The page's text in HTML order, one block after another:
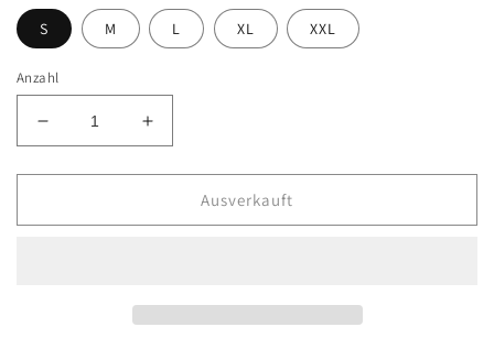
S M L XL XXL
Anzahl
Verringere
die
Menge
Oversize
Erhöhe
die
Menge
Oversize
Ausverkauft